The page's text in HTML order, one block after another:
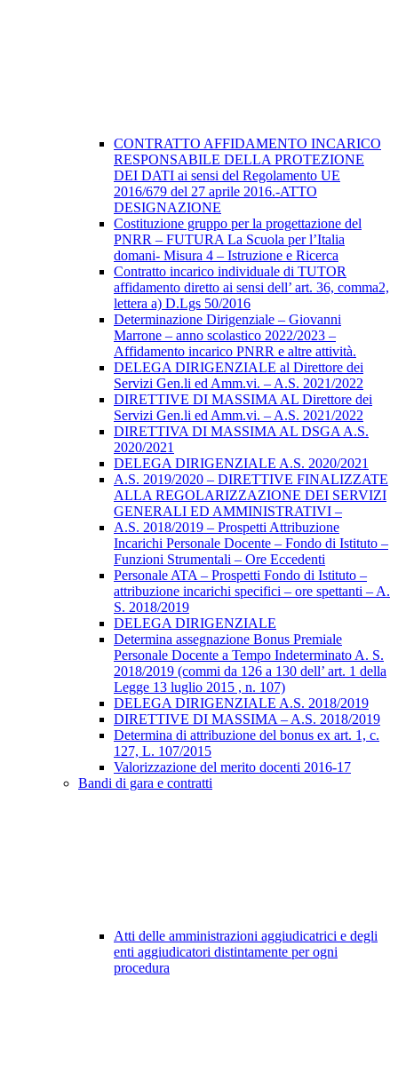
CONTRATTO AFFIDAMENTO INCARICO
RESPONSABILE DELLA PROTEZIONE
DEI DATI ai sensi del Regolamento UE
2016/679 del 27 aprile 2016.-ATTO
DESIGNAZIONE
Costituzione gruppo per la progettazione del
PNRR – FUTURA La Scuola per l’Italia
domani- Misura 4 – Istruzione e Ricerca
Contratto incarico individuale di TUTOR
affidamento diretto ai sensi dell’ art. 36, comma2,
lettera a) D.Lgs 50/2016
Determinazione Dirigenziale – Giovanni
Marrone – anno scolastico 2022/2023 –
Affidamento incarico PNRR e altre attività.
DELEGA DIRIGENZIALE al Direttore dei
Servizi Gen.li ed Amm.vi. – A.S. 2021/2022
DIRETTIVE DI MASSIMA AL Direttore dei
Servizi Gen.li ed Amm.vi. – A.S. 2021/2022
DIRETTIVA DI MASSIMA AL DSGA A.S.
2020/2021
DELEGA DIRIGENZIALE A.S. 2020/2021
A.S. 2019/2020 – DIRETTIVE FINALIZZATE
ALLA REGOLARIZZAZIONE DEI SERVIZI
GENERALI ED AMMINISTRATIVI –
A.S. 2018/2019 – Prospetti Attribuzione
Incarichi Personale Docente – Fondo di Istituto –
Funzioni Strumentali – Ore Eccedenti
Personale ATA – Prospetti Fondo di Istituto –
attribuzione incarichi specifici – ore spettanti – A.
S. 2018/2019
DELEGA DIRIGENZIALE
Determina assegnazione Bonus Premiale
Personale Docente a Tempo Indeterminato A. S.
2018/2019 (commi da 126 a 130 dell’ art. 1 della
Legge 13 luglio 2015 , n. 107)
DELEGA DIRIGENZIALE A.S. 2018/2019
DIRETTIVE DI MASSIMA – A.S. 2018/2019
Determina di attribuzione del bonus ex art. 1, c.
127, L. 107/2015
Valorizzazione del merito docenti 2016-17
Bandi di gara e contratti
Atti delle amministrazioni aggiudicatrici e degli
enti aggiudicatori distintamente per ogni
procedura